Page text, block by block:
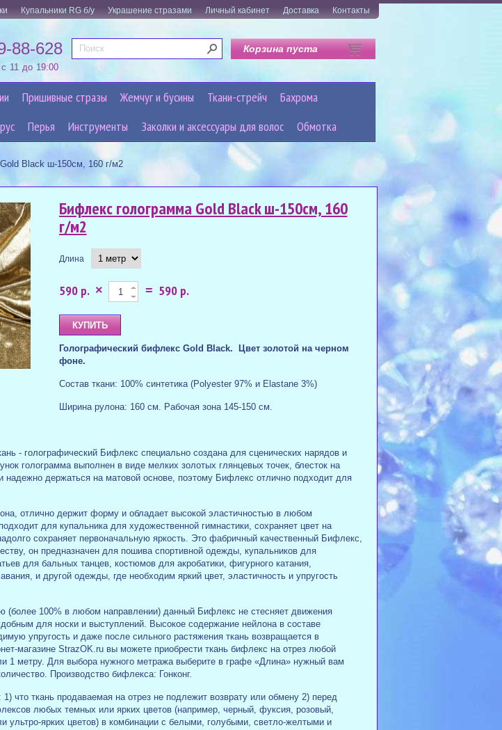
Купальники RG б/у Украшение стразами Личный кабинет Доставка Контакты
88-628
11 до 19:00
Корзина пуста
Пришивные стразы Жемчуг и бусины Ткани-стрейч
Бахрома
Перья Инструменты Заколки и аксессуары для волос Обмотка
Black ш-150см, 160 г/м2
Бифлекс голограмма Gold Black ш-150см, 160
г/м2
Длина
590 р. × = 590 р.
Голографический бифлекс Gold Black. Цвет золотой на черном
фоне.
Состав ткани: 100% синтетика (Polyester 97% и Elastane 3%)
Ширина рулона: 160 см. Рабочая зона 145-150 см.
- голографический Бифлекс специально создана для сценических нарядов и
голограмма выполнен в виде мелких золотых глянцевых точек, блесток на
надежно держаться на матовой основе, поэтому Бифлекс отлично подходит для
отлично держит форму и обладает высокой эластичностью в любом
для купальника для художественной гимнастики, сохраняет цвет на
сохраняет первоначальную яркость. Это фабричный качественный Бифлекс,
он предназначен для пошива спортивной одежды, купальников для
для бальных танцев, костюмов для акробатики, фигурного катания,
и другой одежды, где необходим яркий цвет, эластичность и упругость
(более 100% в любом направлении) данный Бифлекс не стесняет движения
для носки и выступлений. Высокое содержание нейлона в составе
упругость и даже после сильного растяжения ткань возвращается в
магазине StrazOK.ru вы можете приобрести ткань бифлекс на отрез любой
1 метру. Для выбора нужного метража выберите в графе «Длина» нужный вам
Производство бифлекса: Гонконг.
что ткань продаваемая на отрез не подлежит возврату или обмену 2) перед
любых темных или ярких цветов (например, черный, фуксия, розовый,
ультро-ярких цветов) в комбинации с белыми, голубыми, светло-желтыми и